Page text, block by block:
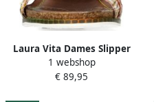
Laura Vita Dames Slipper
Marron Multicolour
1 webshop
€ 89,95